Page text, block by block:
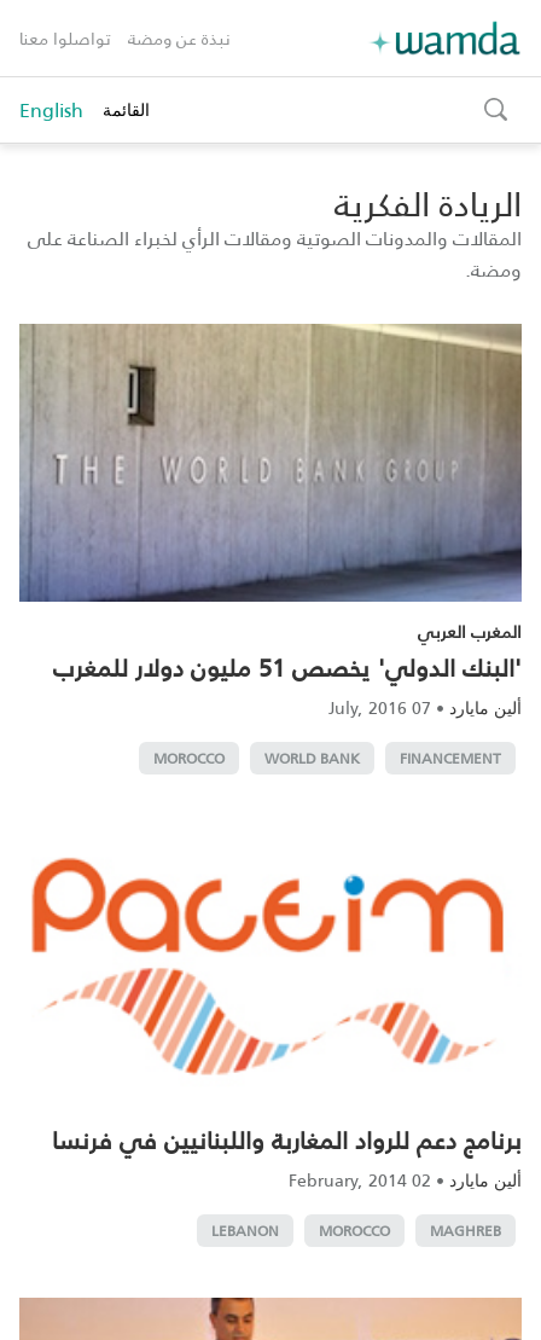
نبذة عن ومضة تواصلوا معنا
toggle
search
القائمة English
الريادة الفكرية
المقالات والمدونات الصوتية ومقالات الرأي لخبراء الصناعة على
ومضة.
المغرب العربي
'البنك الدولي' يخصص 51 مليون دولار للمغرب
ألين مايارد •
07 July, 2016
FINANCEMENT
WORLD BANK
MOROCCO
برنامج دعم للرواد المغاربة واللبنانيين في فرنسا
ألين مايارد •
02 February, 2014
MAGHREB
MOROCCO
LEBANON